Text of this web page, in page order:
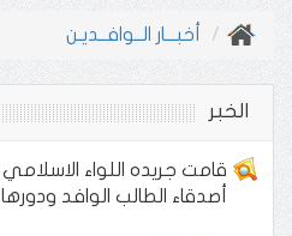
أخبـــار الــوافــديـن
الخبر
قامت جريده اللواء
أصدقاء الطالب الوافد